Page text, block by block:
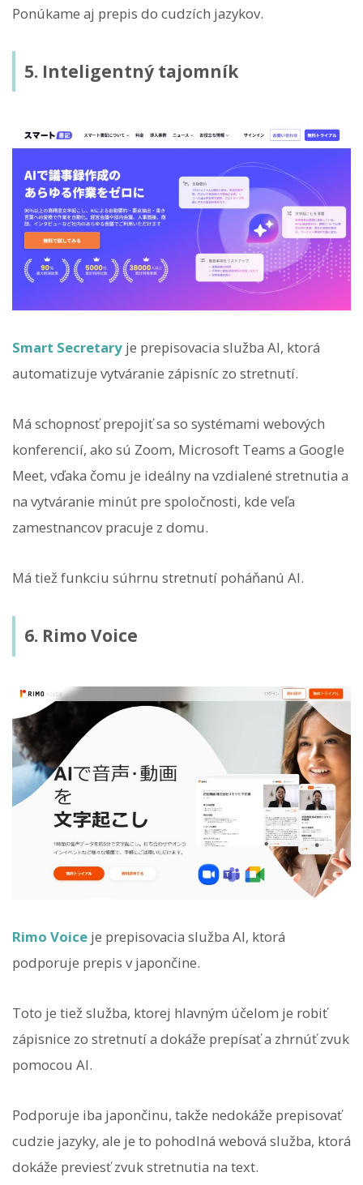
Ponúkame aj prepis do cudzích jazykov.
5. Inteligentný tajomník
Smart Secretary je prepisovacia služba AI, ktorá
automatizuje vytváranie zápisníc zo stretnutí.
Má schopnosť prepojiť sa so systémami webových
konferencií, ako sú Zoom, Microsoft Teams a Google
Meet, vďaka čomu je ideálny na vzdialené stretnutia a
na vytváranie minút pre spoločnosti, kde veľa
zamestnancov pracuje z domu.
Má tiež funkciu súhrnu stretnutí poháňanú AI.
6. Rimo Voice
Rimo Voice je prepisovacia služba AI, ktorá
podporuje prepis v japončine.
Toto je tiež služba, ktorej hlavným účelom je robiť
zápisnice zo stretnutí a dokáže prepísať a zhrnúť zvuk
pomocou AI.
Podporuje iba japončinu, takže nedokáže prepisovať
cudzie jazyky, ale je to pohodlná webová služba, ktorá
dokáže previesť zvuk stretnutia na text.